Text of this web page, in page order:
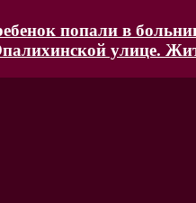
попали в
улице.